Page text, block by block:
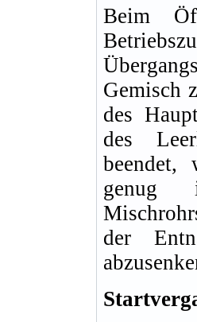
Beim
Gemisch
des
des
genug
der